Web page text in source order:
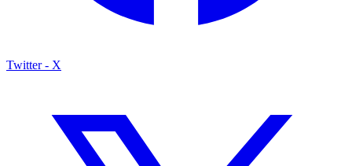
Twitter - X